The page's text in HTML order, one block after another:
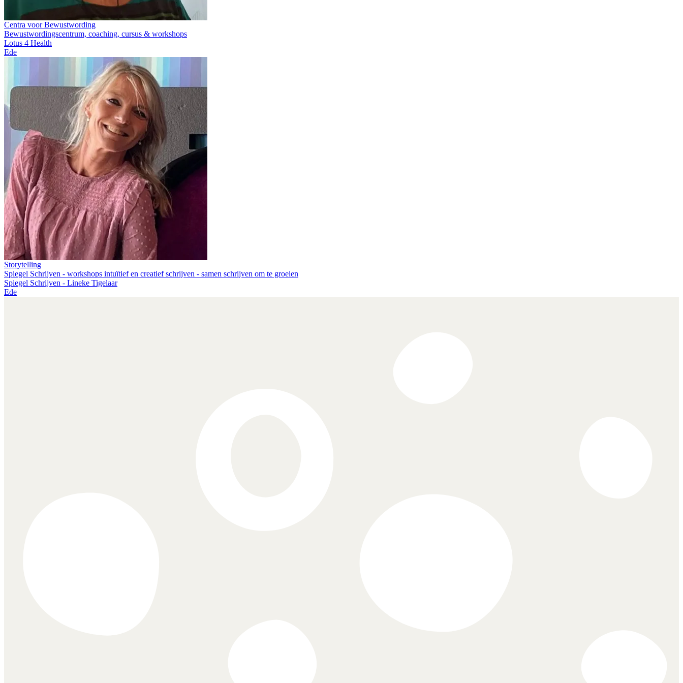
Centra voor Bewustwording
Bewustwordingscentrum, coaching, cursus & workshops
Lotus 4 Health
Ede
Storytelling
Spiegel Schrijven - workshops intuïtief en creatief schrijven - samen schrijven om te groeien
Spiegel Schrijven - Lineke Tigelaar
Ede